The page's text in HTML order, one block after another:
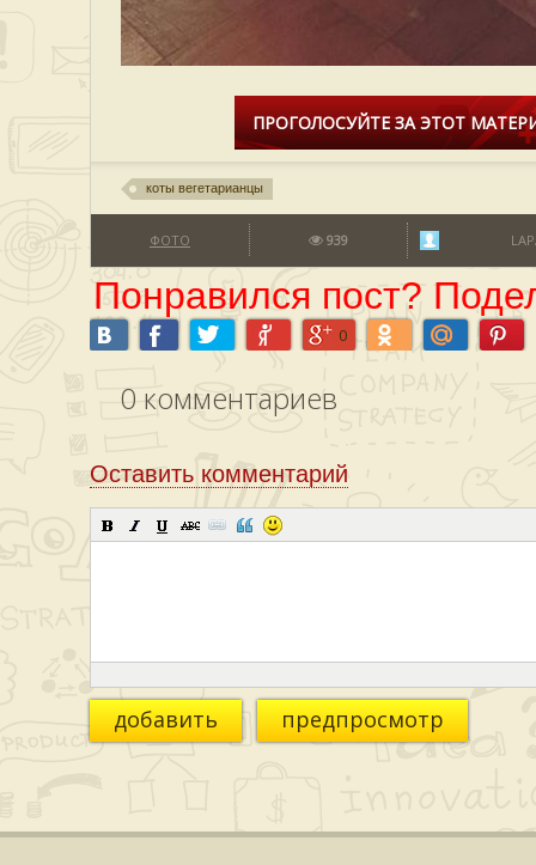
ПРОГОЛОСУЙТЕ ЗА ЭТОТ
коты вегетарианцы
ФОТО 939
Понравился пост?
0
0 комментариев
Оставить комментарий
добавить предпросмотр